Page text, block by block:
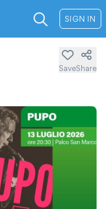
SIGN IN
SaveShare